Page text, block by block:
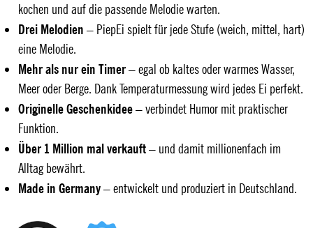
kochen und auf die passende Melodie warten.
Drei Melodien – PiepEi spielt für jede Stufe (weich, mittel, hart)
eine Melodie.
Mehr als nur ein Timer– egal ob kaltes oder warmes Wasser,
Meer oder Berge. Dank Temperaturmessung wird jedes Ei perfekt.
Originelle Geschenkidee– verbindet Humor mit praktischer
Funktion.
Über 1 Million mal verkauft– und damit millionenfach im
Alltag bewährt.
Made in Germany– entwickelt und produziert in Deutschland.